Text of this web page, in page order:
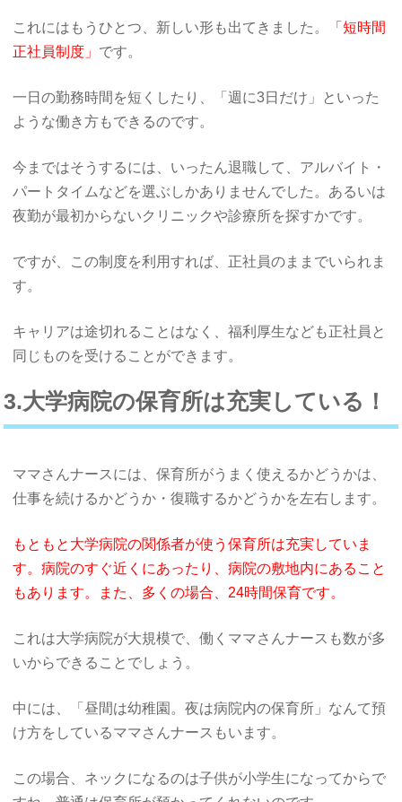
これにはもうひとつ、新しい形も出てきました。
「短時間
正社員制度」 です。
一日の勤務時間を短くしたり、「週に3日だけ」といった
ような働き方もできるのです。
今まではそうするには、いったん退職して、アルバイト・
パートタイムなどを選ぶしかありませんでした。あるいは
夜勤が最初からないクリニックや診療所を探すかです。
ですが、この制度を利用すれば、正社員のままでいられま
す。
キャリアは途切れることはなく、福利厚生なども正社員と
同じものを受けることができます。
3.大学病院の保育所は充実している！
ママさんナースには、保育所がうまく使えるかどうかは、
仕事を続けるかどうか・復職するかどうかを左右します。
もともと大学病院の関係者が使う保育所は充実していま
す。病院のすぐ近くにあったり、病院の敷地内にあること
もあります。また、多くの場合、24時間保育です。
これは大学病院が大規模で、働くママさんナースも数が多
いからできることでしょう。
中には、「昼間は幼稚園。夜は病院内の保育所」なんて預
け方をしているママさんナースもいます。
この場合、ネックになるのは子供が小学生になってからで